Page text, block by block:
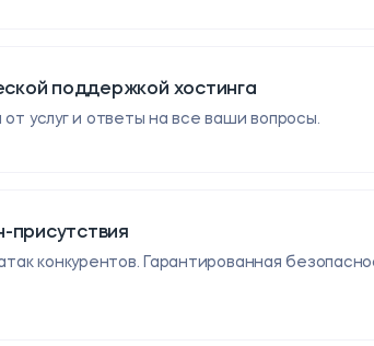
присутствия
конкурентов. Гарантированная
поддержкой хостинга
услуг и ответы на все ваши вопросы.